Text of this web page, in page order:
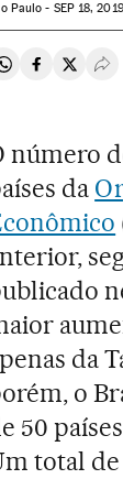
Paulo - SEP18,
Compartir en
Compartir
número
da
da
o
50
total